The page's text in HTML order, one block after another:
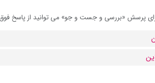
پرسش «بررسى و جست و جو» می توانید از پاسخ فوق